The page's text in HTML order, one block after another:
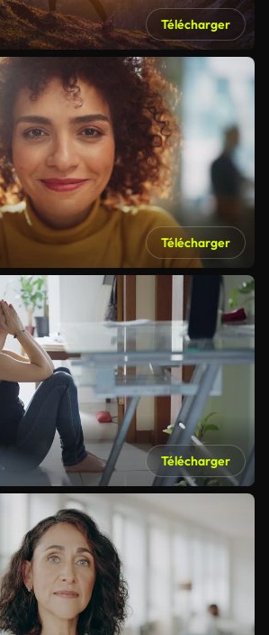
Télécharger
Télécharger
Télécharger